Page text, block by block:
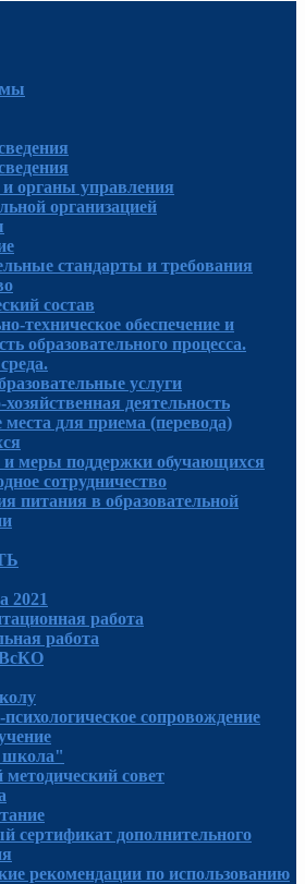
органы управления
организацией
стандарты и требования
состав
техническое обеспечение и
образовательного процесса.
услуги
деятельность
для приема (перевода)
и меры поддержки обучающихся
сотрудничество
питания в образовательной
2021
работа
работа
сопровождение
совет
сертификат дополнительного
рекомендации по использованию